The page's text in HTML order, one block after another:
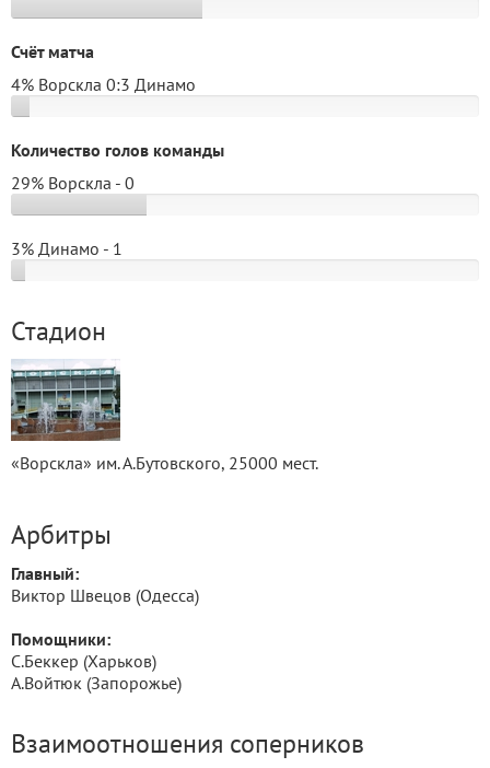
Счёт матча
4% Ворскла 0:3 Динамо
Количество голов команды
29% Ворскла - 0
3% Динамо - 1
Стадион
«Ворскла» им. А.Бутовского, 25000 мест.
Арбитры
Главный:
Виктор Швецов (Одесса)
Помощники:
С.Беккер (Харьков)
А.Войтюк (Запорожье)
Взаимоотношения соперников